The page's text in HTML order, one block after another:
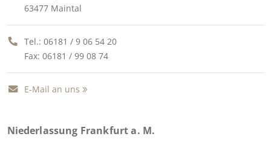
63477 Maintal
Tel.: 06181 / 9 06 54 20
Fax: 06181 / 99 08 74
E-Mail an uns
Niederlassung Frankfurt a. M.